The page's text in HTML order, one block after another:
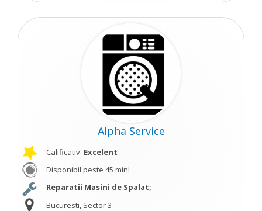
Alpha Service
Calificativ: Excelent
Disponibil peste 45 min!
Reparatii Masini de Spalat;
Bucuresti, Sector 3